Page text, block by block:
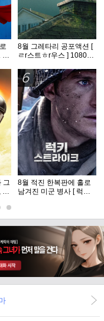
공
8월 그레타리 공포액션 [
ㄹr스트ㅎr우스 ] 1080p
그
6
8월 적진 한복판에 홀로
남겨진 미군 병사 [ 럭키